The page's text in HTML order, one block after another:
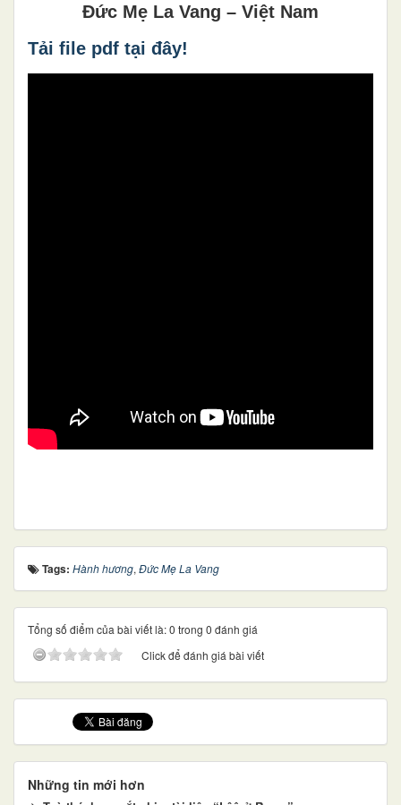
Đức Mẹ La Vang – Việt Nam
Tải file pdf tại đây!
Tags: Hành hương, Đức Mẹ La Vang
Tổng số điểm của bài viết là: 0 trong 0 đánh giá
Click để đánh giá bài viết
Những tin mới hơn